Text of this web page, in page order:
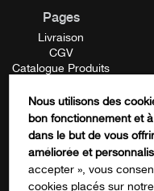
Pages
Livraison
CGV
Catalogue Produits
Contactez-nous
FORMATION
Nous utilisons des
bon fonctionnement et
dans le but de vous
améliorée et
accepter », vous
cookies placés sur